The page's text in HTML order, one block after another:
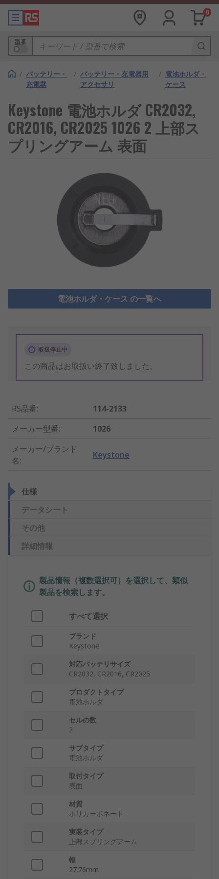
0
型番
/ バッテリー・
充電器
/ バッテリー・充電器用
アクセサリ
/ 電池ホルダ・
ケース
Keystone 電池ホルダ CR2032,
CR2016, CR2025 1026 2 上部ス
プリングアーム 表面
電池ホルダ・ケース の一覧へ
取扱停止中
この商品はお取扱い終了致しました。
RS品番:
114-2133
メーカー型番:
1026
メーカー/ブランド
名:
Keystone
仕様
データシート
その他
詳細情報
製品情報（複数選択可）を選択して、類似
製品を検索します。
すべて選択
ブランド
Keystone
対応バッテリサイズ
CR2032, CR2016, CR2025
プロダクトタイプ
電池ホルダ
セルの数
2
サブタイプ
電池ホルダ
取付タイプ
表面
材質
ポリカーボネート
実装タイプ
上部スプリングアーム
幅
27.76mm